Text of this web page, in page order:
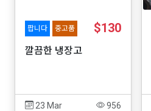
팝니다 중고품 $130
깔끔한 냉장고
23 Mar 956